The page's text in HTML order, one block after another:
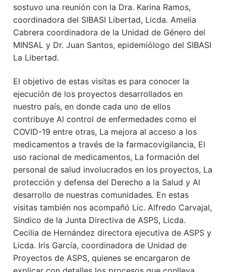
sostuvo una reunión con la Dra. Karina Ramos,
coordinadora del SIBASI Libertad, Licda. Amelia
Cabrera coordinadora de la Unidad de Género del
MINSAL y Dr. Juan Santos, epidemiólogo del SIBASI
La Libertad.
El objetivo de estas visitas es para conocer la
ejecución de los proyectos desarrollados en
nuestro país, en donde cada uno de ellos
contribuye Al control de enfermedades como el
COVID-19 entre otras, La mejora al acceso a los
medicamentos a través de la farmacovigilancia, El
uso racional de medicamentos, La formación del
personal de salud involucrados en los proyectos, La
protección y defensa del Derecho a la Salud y Al
desarrollo de nuestras comunidades. En estas
visitas también nos acompañó Lic. Alfredo Carvajal,
Sindico de la Junta Directiva de ASPS, Licda.
Cecilia de Hernández directora ejecutiva de ASPS y
Licda. Iris García, coordinadora de Unidad de
Proyectos de ASPS, quienes se encargaron de